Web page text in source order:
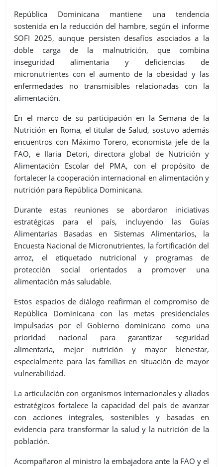
República Dominicana mantiene una tendencia
sostenida en la reducción del hambre, según el informe
SOFI 2025, aunque persisten desafíos asociados a la
doble carga de la malnutrición, que combina
inseguridad alimentaria y deficiencias de
micronutrientes con el aumento de la obesidad y las
enfermedades no transmisibles relacionadas con la
alimentación.
En el marco de su participación en la Semana de la
Nutrición en Roma, el titular de Salud, sostuvo además
encuentros con Máximo Torero, economista jefe de la
FAO, e Ilaria Detori, directora global de Nutrición y
Alimentación Escolar del PMA, con el propósito de
fortalecer la cooperación internacional en alimentación y
nutrición para República Dominicana.
Durante estas reuniones se abordaron iniciativas
estratégicas para el país, incluyendo las Guías
Alimentarias Basadas en Sistemas Alimentarios, la
Encuesta Nacional de Micronutrientes, la fortificación del
arroz, el etiquetado nutricional y programas de
protección social orientados a promover una
alimentación más saludable.
Estos espacios de diálogo reafirman el compromiso de
República Dominicana con las metas presidenciales
impulsadas por el Gobierno dominicano como una
prioridad nacional para garantizar seguridad
alimentaria, mejor nutrición y mayor bienestar,
especialmente para las familias en situación de mayor
vulnerabilidad.
La articulación con organismos internacionales y aliados
estratégicos fortalece la capacidad del país de avanzar
con acciones integrales, sostenibles y basadas en
evidencia para transformar la salud y la nutrición de la
población.
Acompañaron al ministro la embajadora ante la FAO y el